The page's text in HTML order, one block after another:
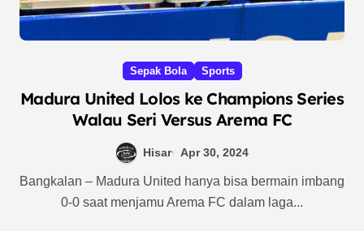
Sepak Bola Sports
Madura United Lolos ke Champions Series
Walau Seri Versus Arema FC
Hisar Apr 30, 2024
Bangkalan – Madura United hanya bisa bermain imbang
0-0 saat menjamu Arema FC dalam laga...